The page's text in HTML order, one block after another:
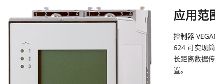
应用范
控制器
624 可实现
长距离数据
置。